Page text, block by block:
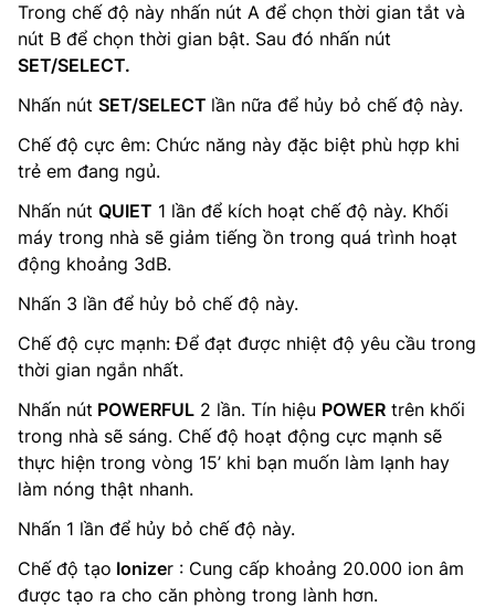
Trong chế độ này nhấn nút A để chọn thời gian tắt và
nút B để chọn thời gian bật. Sau đó nhấn nút
SET/SELECT.
Nhấn nút SET/SELECT lần nữa để hủy bỏ chế độ này.
Chế độ cực êm: Chức năng này đặc biệt phù hợp khi
trẻ em đang ngủ.
Nhấn nút QUIET 1 lần để kích hoạt chế độ này. Khối
máy trong nhà sẽ giảm tiếng ồn trong quá trình hoạt
động khoảng 3dB.
Nhấn 3 lần để hủy bỏ chế độ này.
Chế độ cực mạnh: Để đạt được nhiệt độ yêu cầu trong
thời gian ngắn nhất.
Nhấn nút POWERFUL 2 lần. Tín hiệu POWER trên khối
trong nhà sẽ sáng. Chế độ hoạt động cực mạnh sẽ
thực hiện trong vòng 15’ khi bạn muốn làm lạnh hay
làm nóng thật nhanh.
Nhấn 1 lần để hủy bỏ chế độ này.
Chế độ tạo Ionizer : Cung cấp khoảng 20.000 ion âm
được tạo ra cho căn phòng trong lành hơn.